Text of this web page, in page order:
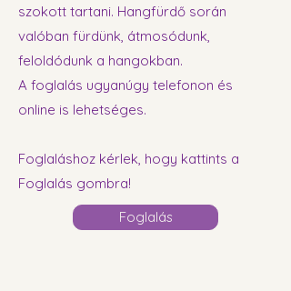
szokott tartani. Hangfürdő során
valóban fürdünk, átmosódunk,
feloldódunk a hangokban.
A foglalás ugyanúgy telefonon és
online is lehetséges.
Foglaláshoz kérlek, hogy kattints a
Foglalás gombra!
Foglalás